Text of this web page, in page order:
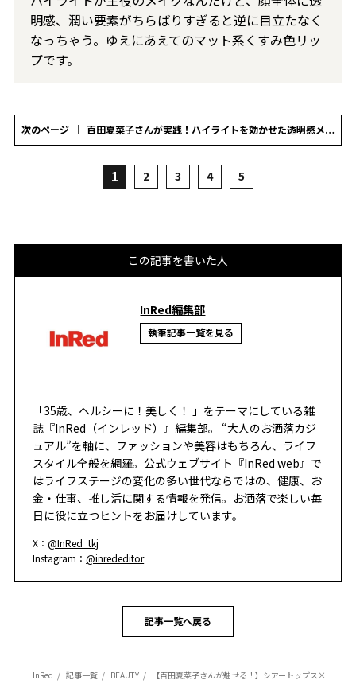
明感、潤い要素がちらばりすぎると逆に目立たなく
なっちゃう。ゆえにあえてのマット系くすみ色リッ
プです。
次のページ 百田夏菜子さんが実践！ハイライトを効かせた透明感メイク
1 2 3 4 5
この記事を書いた人
InRed編集部
執筆記事一覧を見る
「35歳、ヘルシーに！美しく！ 」をテーマにしている雑
誌『InRed（インレッド）』編集部。 “大人のお洒落カジ
ュアル”を軸に、ファッションや美容はもちろん、ライフ
スタイル全般を網羅。公式ウェブサイト『InRed web』で
はライフステージの変化の多い世代ならではの、健康、お
金・仕事、推し活に関する情報を発信。お洒落で楽しい毎
日に役に立つヒントをお届けしています。
X：@InRed_tkj
Instagram：@inrededitor
記事一覧へ戻る
InRed 記事一覧 BEAUTY 【百田夏菜子さんが魅せる！】シアートップス×透明感メイクで作る「大人の垢抜け」の正解